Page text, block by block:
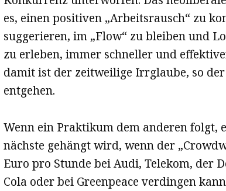
es, einen positiven „Arbeitsrausch“ zu
suggerieren, im „Flow“ zu bleiben und
zu erleben, immer schneller und
damit ist der zeitweilige Irrglaube, so
entgehen.
Wenn ein Praktikum dem anderen folgt,
nächste gehängt wird, wenn der
Euro pro Stunde bei Audi, Telekom, der
Cola oder bei Greenpeace verdingen